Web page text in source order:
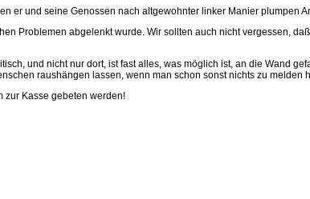
er und seine Genossen nach altgewohnter linker Manier plumpen
Problemen abgelenkt wurde. Wir sollten auch nicht vergessen,
und nicht nur dort, ist fast alles, was möglich ist, an die Wand
raushängen lassen, wenn man schon sonst nichts zu melden
zur Kasse gebeten werden!